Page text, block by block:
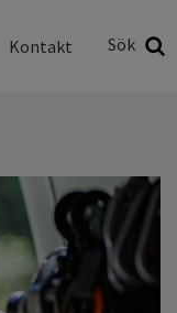
Kontakt Sök